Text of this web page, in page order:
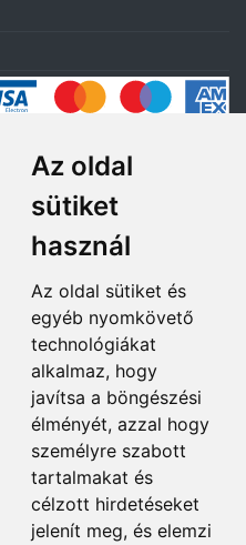
Az oldal
sütiket
használ
Az oldal sütiket és
egyéb nyomkövető
technológiákat
alkalmaz, hogy
javítsa a böngészési
élményét, azzal hogy
személyre szabott
tartalmakat és
célzott hirdetéseket
jelenít meg, és elemzi
és hozzájárulok